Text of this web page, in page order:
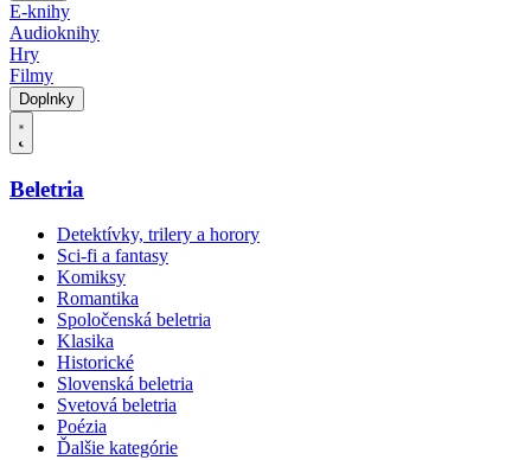
E-knihy
Audioknihy
Hry
Filmy
Doplnky
Beletria
Detektívky, trilery a horory
Sci-fi a fantasy
Komiksy
Romantika
Spoločenská beletria
Klasika
Historické
Slovenská beletria
Svetová beletria
Poézia
Ďalšie kategórie